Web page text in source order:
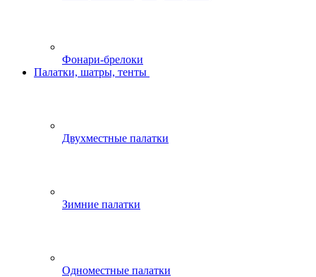
Фонари-брелоки
Палатки, шатры, тенты
Двухместные палатки
Зимние палатки
Одноместные палатки